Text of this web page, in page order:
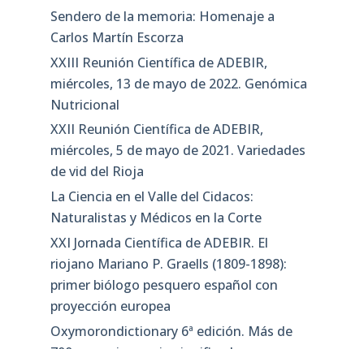
Sendero de la memoria: Homenaje a
Carlos Martín Escorza
XXIII Reunión Científica de ADEBIR,
miércoles, 13 de mayo de 2022. Genómica
Nutricional
XXII Reunión Científica de ADEBIR,
miércoles, 5 de mayo de 2021. Variedades
de vid del Rioja
La Ciencia en el Valle del Cidacos:
Naturalistas y Médicos en la Corte
XXI Jornada Científica de ADEBIR. El
riojano Mariano P. Graells (1809-1898):
primer biólogo pesquero español con
proyección europea
Oxymorondictionary 6ª edición. Más de